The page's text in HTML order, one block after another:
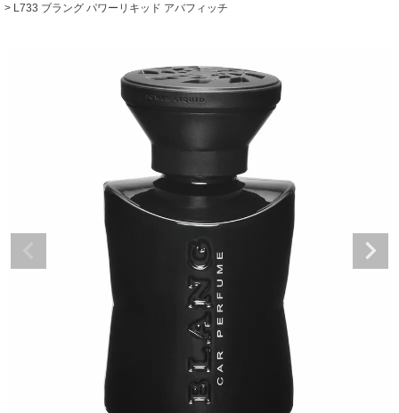
L733 ブラング パワーリキッド アバフィッチ